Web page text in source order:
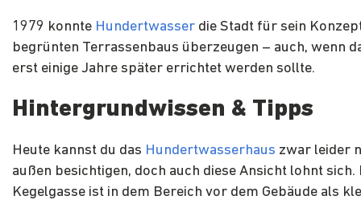
1979 konnte Hundertwasser die Stadt für sein
begrünten Terrassenbaus überzeugen – auch, wenn
erst einige Jahre später errichtet werden sollte.
Hintergrundwissen & Tipps
Heute kannst du das Hundertwasserhaus zwar leider
außen besichtigen, doch auch diese Ansicht lohnt sich.
Kegelgasse ist in dem Bereich vor dem Gebäude als